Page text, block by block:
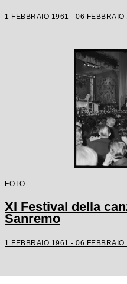
1 FEBBRAIO 1961 - 06 FEBBRAIO
FOTO
XI Festival della
Sanremo
1 FEBBRAIO 1961 - 06 FEBBRAIO